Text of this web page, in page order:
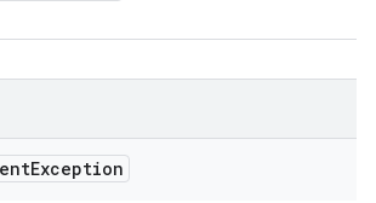
Exception